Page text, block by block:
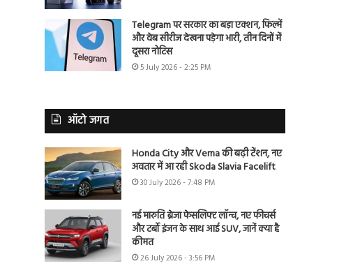
Telegram पर सरकार का बड़ा एक्शन, फिल्में
और वेब सीरीज देखना पड़ेगा भारी, तीन दिनों में
दूसरा नोटिस
5 July 2026 - 2:25 PM
ऑटो जगत
Honda City और Verna की बढ़ी टेंशन, नए
अवतार में आ रही Skoda Slavia Facelift
30 July 2026 - 7:48 PM
नई मारुति ब्रेजा फेसलिफ्ट लॉन्च, नए फीचर्स
और टर्बो इंजन के साथ आई SUV, जानें क्या है
कीमत
26 July 2026 - 3:56 PM